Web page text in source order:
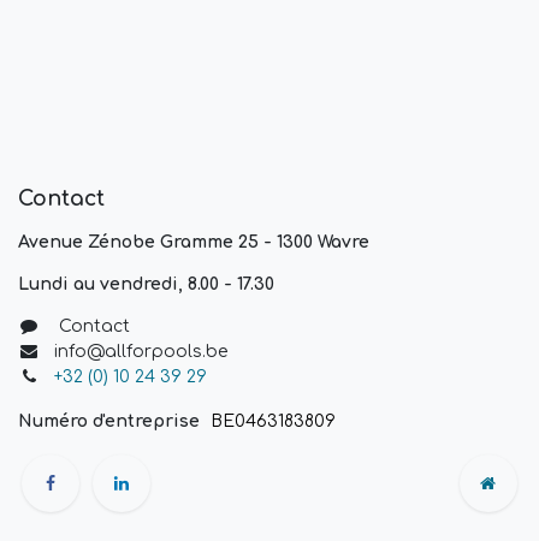
Contact
Avenue Zénobe Gramme 25 - 1300 Wavre
Lundi au vendredi, 8.00 - 17.30
Contact
info@allforpools.be
+32 (0) 10 24 39 29
Numéro d'entreprise BE0463183809